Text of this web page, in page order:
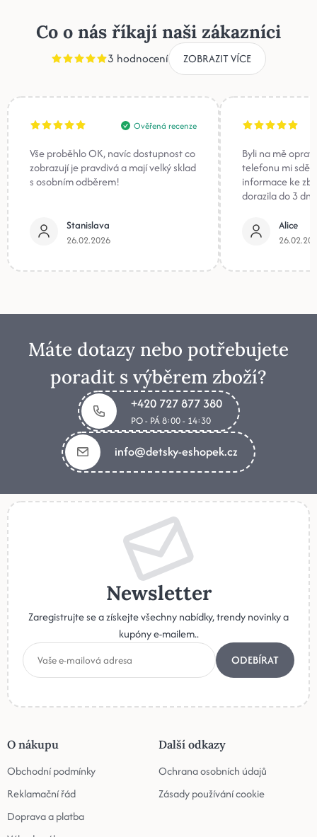
Co o nás říkají naši zákazníci
3 hodnocení ZOBRAZIT VÍCE
Ověřená recenze
Vše proběhlo OK, navíc dostupnost co
zobrazují je pravdivá a mají velký sklad
s osobním odběrem!
Stanislava
26.02.2026
Byli na mě
telefonu mi
informace ke
dorazila do 3
Alice
Máte dotazy nebo potřebujete
poradit s výběrem zboží?
+420 727 877 380
PO - PÁ 8:00 - 14:30
info@detsky-eshopek.cz
Newsletter
Zaregistrujte se a získejte všechny nabídky, trendy novinky a
kupóny e-mailem..
ODEBÍRAT
O nákupu
Obchodní podmínky
Reklamační řád
Doprava a platba
Další odkazy
Ochrana osobních údajů
Zásady používání cookie